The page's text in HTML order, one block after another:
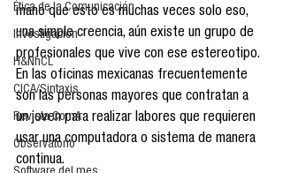
Ética de la Comunicación
Investigación
H&NhCL
CICA/Sintaxis
Revista ComA
Observatorio
mano que esto es muchas veces solo eso,
una simple creencia, aún existe un grupo de
profesionales que vive con ese estereotipo.
En las oficinas mexicanas frecuentemente
son las personas mayores que contratan a
un joven para realizar labores que requieren
usar una computadora o sistema de manera
continua.